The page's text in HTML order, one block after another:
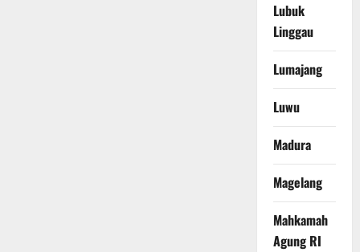
Lubuk
Linggau
Lumajang
Luwu
Madura
Magelang
Mahkamah
Agung RI